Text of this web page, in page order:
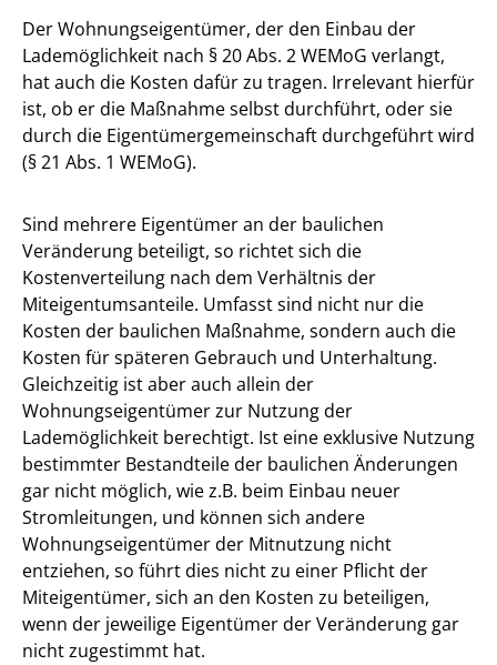
Der Wohnungseigentümer, der den Einbau der
Lademöglichkeit nach § 20 Abs. 2 WEMoG verlangt,
hat auch die Kosten dafür zu tragen. Irrelevant hierfür
ist, ob er die Maßnahme selbst durchführt, oder sie
durch die Eigentümergemeinschaft durchgeführt wird
(§ 21 Abs. 1 WEMoG).
Sind mehrere Eigentümer an der baulichen
Veränderung beteiligt, so richtet sich die
Kostenverteilung nach dem Verhältnis der
Miteigentumsanteile. Umfasst sind nicht nur die
Kosten der baulichen Maßnahme, sondern auch die
Kosten für späteren Gebrauch und Unterhaltung.
Gleichzeitig ist aber auch allein der
Wohnungseigentümer zur Nutzung der
Lademöglichkeit berechtigt. Ist eine exklusive Nutzung
bestimmter Bestandteile der baulichen Änderungen
gar nicht möglich, wie z.B. beim Einbau neuer
Stromleitungen, und können sich andere
Wohnungseigentümer der Mitnutzung nicht
entziehen, so führt dies nicht zu einer Pflicht der
Miteigentümer, sich an den Kosten zu beteiligen,
wenn der jeweilige Eigentümer der Veränderung gar
nicht zugestimmt hat.